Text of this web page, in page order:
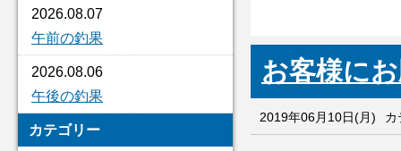
2026.08.07
午前の釣果
2026.08.06
午後の釣果
カテゴリー
お客様に
2019年06月10日(月) カ